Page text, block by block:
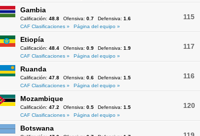
Gambia
Calificación: 48.8 Ofensiva: 0.7 Defensiva: 1.6
CAF Clasificaciones »
Página del equipo »
115
Etiopía
Calificación: 48.4 Ofensiva: 0.9 Defensiva: 1.9
CAF Clasificaciones »
Página del equipo »
117
Ruanda
Calificación: 47.8 Ofensiva: 0.6 Defensiva: 1.5
CAF Clasificaciones »
Página del equipo »
116
Mozambique
Calificación: 47.2 Ofensiva: 0.5 Defensiva: 1.5
CAF Clasificaciones »
Página del equipo »
120
Botswana